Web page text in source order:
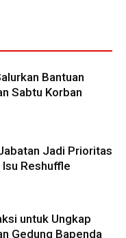
Bantuan
Sabtu Korban
Jadi Prioritas
Reshuffle
untuk Ungkap
Gedung Bapenda